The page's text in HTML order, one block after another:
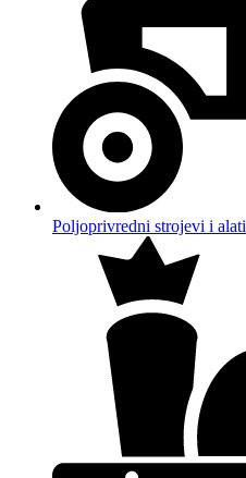
Poljoprivredni strojevi i alati